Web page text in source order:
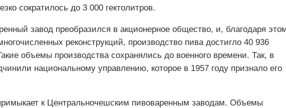
сократилось до 3 000 гектолитров.
завод преобразился в акционерное общество, и, благодаря
реконструкций, производство пива достигло 40 936
объемы производства сохранялись до военного времени. Так, в
национальному управлению, которое в 1957 году признало его
к Центральночешским пивоваренным заводам. Объемы